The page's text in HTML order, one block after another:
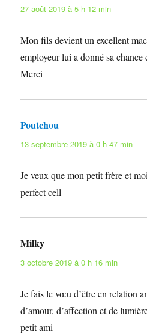
27 août 2019 à 5 h 12 min
Mon fils devient un excellent
employeur lui a donné sa chance
Merci
Poutchou
13 septembre 2019 à 0 h 47 min
Je veux que mon petit frère et
perfect cell
Milky
3 octobre 2019 à 0 h 16 min
Je fais le vœu d’être en relation
d’amour, d’affection et de
petit ami